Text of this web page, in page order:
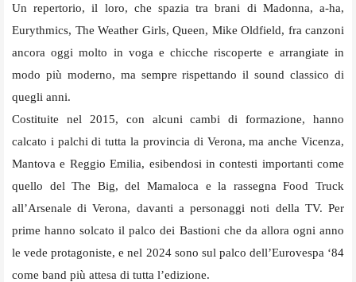
Un repertorio, il loro, che spazia tra brani di Madonna, a-ha,
Eurythmics, The Weather Girls, Queen, Mike Oldfield, fra canzoni
ancora oggi molto in voga e chicche riscoperte e arrangiate in
modo più moderno, ma sempre rispettando il sound classico di
quegli anni.
Costituite nel 2015, con alcuni cambi di formazione, hanno
calcato i palchi di tutta la provincia di Verona, ma anche Vicenza,
Mantova e Reggio Emilia, esibendosi in contesti importanti come
quello del The Big, del Mamaloca e la rassegna Food Truck
all’Arsenale di Verona, davanti a personaggi noti della TV. Per
prime hanno solcato il palco dei Bastioni che da allora ogni anno
le vede protagoniste, e nel 2024 sono sul palco dell’Eurovespa ‘84
come band più attesa di tutta l’edizione.